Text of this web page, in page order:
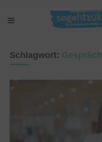
Schlagwort: Gespräch